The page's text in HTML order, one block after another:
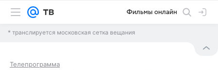
Фильмы онлайн
* транслируется московская сетка вещания
Телепрограмма